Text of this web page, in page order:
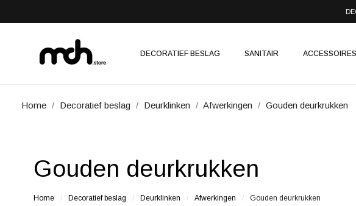
DECORATIEF BESLAG SANITAIR ACCESSOIRES
Home Decoratief beslag Deurklinken Afwerkingen Gouden deurkrukken
Gouden deurkrukken
Home Decoratief beslag Deurklinken Afwerkingen Gouden deurkrukken